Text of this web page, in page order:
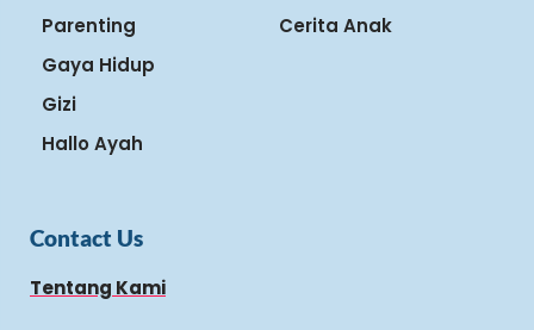
Parenting
Gaya Hidup
Gizi
Hallo Ayah
Cerita Anak
Contact Us
Tentang Kami